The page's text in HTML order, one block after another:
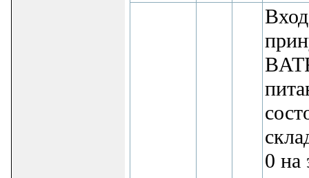
0 на